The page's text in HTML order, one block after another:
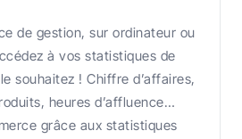
de gestion, sur ordinateur ou
à vos statistiques de
souhaitez ! Chiffre d’affaires,
heures d’affluence…
grâce aux statistiques